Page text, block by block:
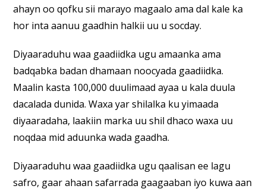
ahayn oo qofku sii marayo magaalo ama dal kale ka
hor inta aanuu gaadhin halkii uu u socday.
Diyaaraduhu waa gaadiidka ugu amaanka ama
badqabka badan dhamaan noocyada gaadiidka.
Maalin kasta 100,000 duulimaad ayaa u kala duula
dacalada dunida. Waxa yar shilalka ku yimaada
diyaaradaha, laakiin marka uu shil dhaco waxa uu
noqdaa mid aduunka wada gaadha.
Diyaaraduhu waa gaadiidka ugu qaalisan ee lagu
safro, gaar ahaan safarrada gaagaaban iyo kuwa aan